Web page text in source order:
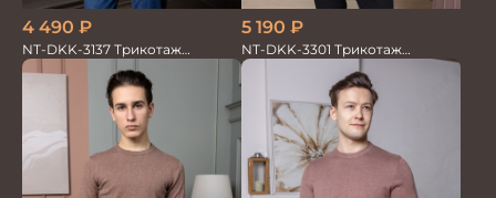
4 490 ₽
NT-DKK-3137 Трикотаж
Джемпер
5 190 ₽
NT-DKK-3301 Трикотаж
Джемпер